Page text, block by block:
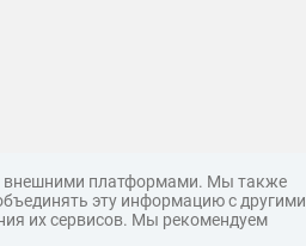
внешними платформами. Мы также
эту информацию с другими
их сервисов. Мы рекомендуем